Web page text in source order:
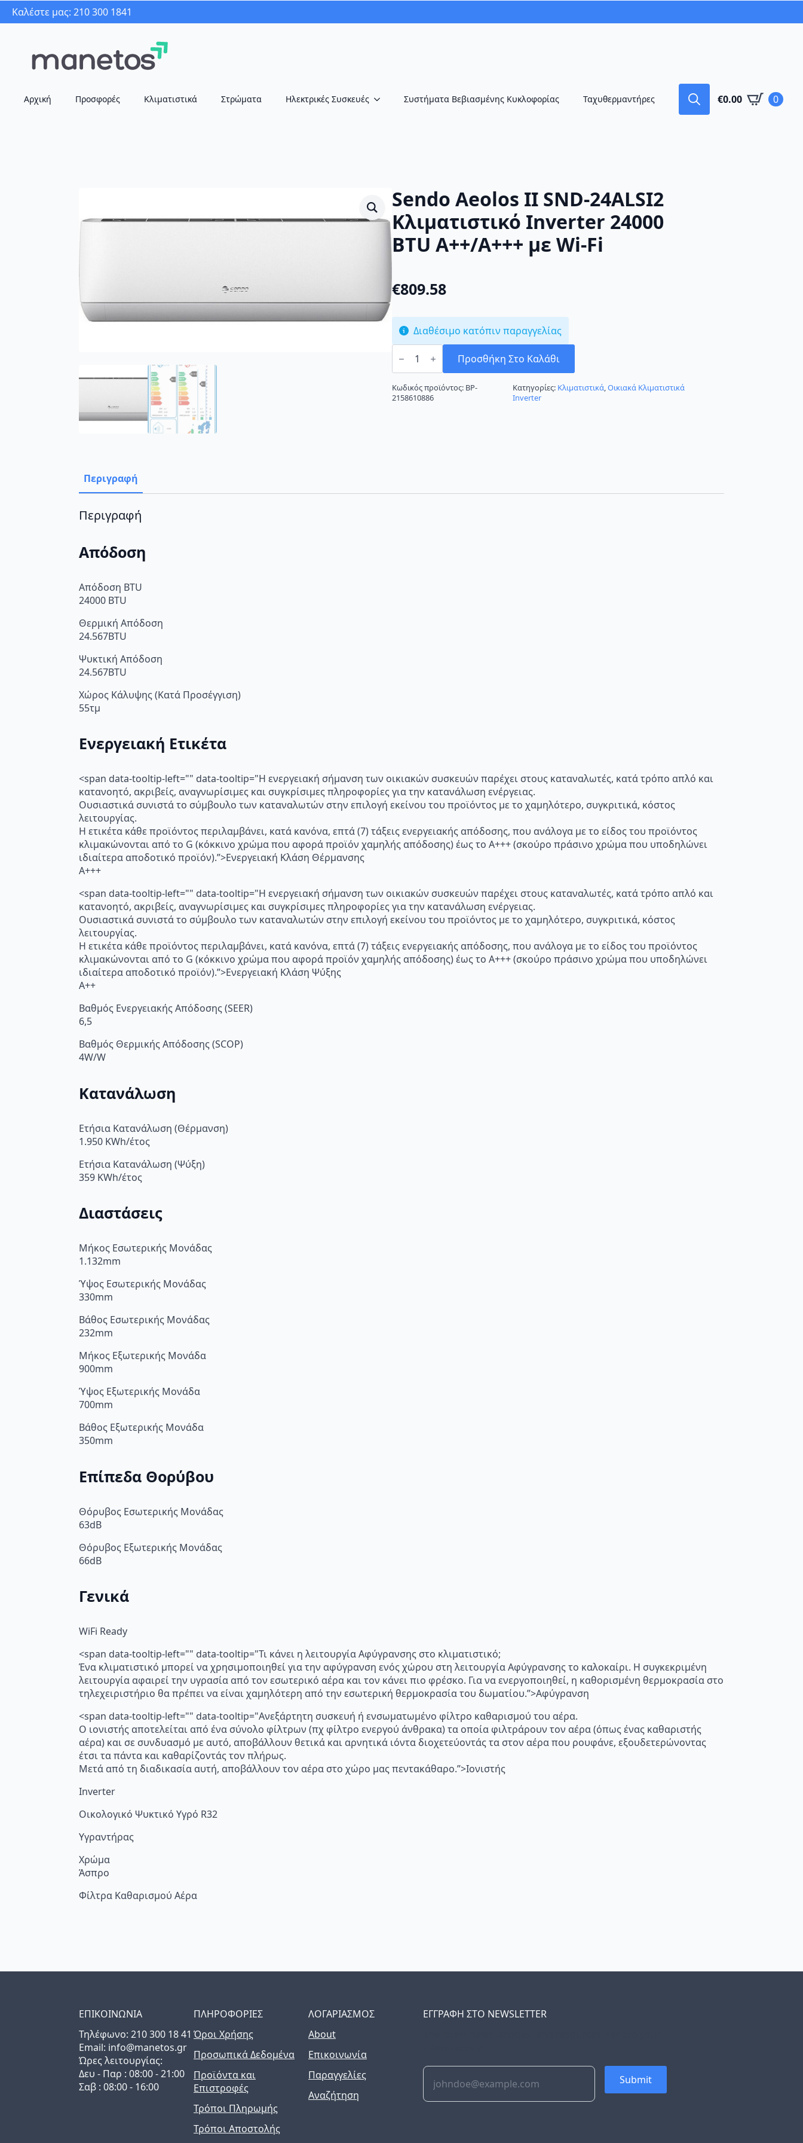
Καλέστε μας: 210 300 1841
Αρχική Προσφορές Κλιματιστικά Στρώματα Ηλεκτρικές Συσκευές Συστήματα Βεβιασμένης Κυκλοφορίας Ταχυθερμαντήρες €0.00 0
Sendo Aeolos II SND-24ALSI2
Κλιματιστικό Inverter 24000
BTU A++/A+++ με Wi-Fi
€809.58
Διαθέσιμο κατόπιν παραγγελίας
Sendo
Aeolos
SND-
24ALSI2
Κλιματιστικό
Προσθήκη Στο Καλάθι
Κωδικός προϊόντος: BP-
2158610886
Κατηγορίες: Κλιματιστικά,Οικιακά Κλιματιστικά
Inverter
Περιγραφή
Περιγραφή
Απόδοση
Απόδοση BTU
24000 BTU
Θερμική Απόδοση
24.567BTU
Ψυκτική Απόδοση
24.567BTU
Χώρος Κάλυψης (Κατά Προσέγγιση)
55τμ
Ενεργειακή Ετικέτα
<span data-tooltip-left="" data-tooltip="Η ενεργειακή σήμανση των οικιακών συσκευών παρέχει στους καταναλωτές, κατά τρόπο απλό και
κατανοητό, ακριβείς, αναγνωρίσιμες και συγκρίσιμες πληροφορίες για την κατανάλωση ενέργειας.
Ουσιαστικά συνιστά το σύμβουλο των καταναλωτών στην επιλογή εκείνου του προϊόντος με το χαμηλότερο, συγκριτικά, κόστος
λειτουργίας.
Η ετικέτα κάθε προϊόντος περιλαμβάνει, κατά κανόνα, επτά (7) τάξεις ενεργειακής απόδοσης, που ανάλογα με το είδος του προϊόντος
κλιμακώνονται από το G (κόκκινο χρώμα που αφορά προϊόν χαμηλής απόδοσης) έως το Α+++ (σκούρο πράσινο χρώμα που υποδηλώνει
ιδιαίτερα αποδοτικό προϊόν).”>Ενεργειακή Κλάση Θέρμανσης
A+++
<span data-tooltip-left="" data-tooltip="Η ενεργειακή σήμανση των οικιακών συσκευών παρέχει στους καταναλωτές, κατά τρόπο απλό και
κατανοητό, ακριβείς, αναγνωρίσιμες και συγκρίσιμες πληροφορίες για την κατανάλωση ενέργειας.
Ουσιαστικά συνιστά το σύμβουλο των καταναλωτών στην επιλογή εκείνου του προϊόντος με το χαμηλότερο, συγκριτικά, κόστος
λειτουργίας.
Η ετικέτα κάθε προϊόντος περιλαμβάνει, κατά κανόνα, επτά (7) τάξεις ενεργειακής απόδοσης, που ανάλογα με το είδος του προϊόντος
κλιμακώνονται από το G (κόκκινο χρώμα που αφορά προϊόν χαμηλής απόδοσης) έως το Α+++ (σκούρο πράσινο χρώμα που υποδηλώνει
ιδιαίτερα αποδοτικό προϊόν).”>Ενεργειακή Κλάση Ψύξης
A++
Βαθμός Ενεργειακής Απόδοσης (SEER)
6,5
Βαθμός Θερμικής Απόδοσης (SCOP)
4W/W
Κατανάλωση
Ετήσια Κατανάλωση (Θέρμανση)
1.950 KWh/έτος
Ετήσια Κατανάλωση (Ψύξη)
359 KWh/έτος
Διαστάσεις
Μήκος Εσωτερικής Μονάδας
1.132mm
Ύψος Εσωτερικής Μονάδας
330mm
Βάθος Εσωτερικής Μονάδας
232mm
Μήκος Εξωτερικής Μονάδα
900mm
Ύψος Εξωτερικής Μονάδα
700mm
Βάθος Εξωτερικής Μονάδα
350mm
Επίπεδα Θορύβου
Θόρυβος Εσωτερικής Μονάδας
63dB
Θόρυβος Εξωτερικής Μονάδας
66dB
Γενικά
WiFi Ready
<span data-tooltip-left="" data-tooltip="Τι κάνει η λειτουργία Αφύγρανσης στο κλιματιστικό;
Ένα κλιματιστικό μπορεί να χρησιμοποιηθεί για την αφύγρανση ενός χώρου στη λειτουργία Αφύγρανσης το καλοκαίρι. Η συγκεκριμένη
λειτουργία αφαιρεί την υγρασία από τον εσωτερικό αέρα και τον κάνει πιο φρέσκο. Για να ενεργοποιηθεί, η καθορισμένη θερμοκρασία στο
τηλεχειριστήριο θα πρέπει να είναι χαμηλότερη από την εσωτερική θερμοκρασία του δωματίου.”>Αφύγρανση
<span data-tooltip-left="" data-tooltip="Ανεξάρτητη συσκευή ή ενσωματωμένο φίλτρο καθαρισμού του αέρα.
Ο ιονιστής αποτελείται από ένα σύνολο φίλτρων (πχ φίλτρο ενεργού άνθρακα) τα οποία φιλτράρουν τον αέρα (όπως ένας καθαριστής
αέρα) και σε συνδυασμό με αυτό, αποβάλλουν θετικά και αρνητικά ιόντα διοχετεύοντάς τα στον αέρα που ρουφάνε, εξουδετερώνοντας
έτσι τα πάντα και καθαρίζοντάς τον πλήρως.
Μετά από τη διαδικασία αυτή, αποβάλλουν τον αέρα στο χώρο μας πεντακάθαρο.”>Ιονιστής
Inverter
Οικολογικό Ψυκτικό Υγρό R32
Υγραντήρας
Χρώμα
Άσπρο
Φίλτρα Καθαρισμού Αέρα
ΕΠΙΚΟΙΝΩΝΙΑ
Τηλέφωνo: 210 300 18 41
Email: info@manetos.gr
Ώρες λειτουργίας:
Δευ - Παρ : 08:00 - 21:00
Σαβ : 08:00 - 16:00
ΠΛΗΡΟΦΟΡΙΕΣ
Όροι Χρήσης
Προσωπικά Δεδομένα
Προϊόντα και
Επιστροφές
Τρόποι Πληρωμής
Τρόποι Αποστολής
ΛΟΓΑΡΙΑΣΜΟΣ
About
Επικοινωνία
Παραγγελίες
Αναζήτηση
ΕΓΓΡΑΦΗ ΣΤΟ NEWSLETTER
Submit